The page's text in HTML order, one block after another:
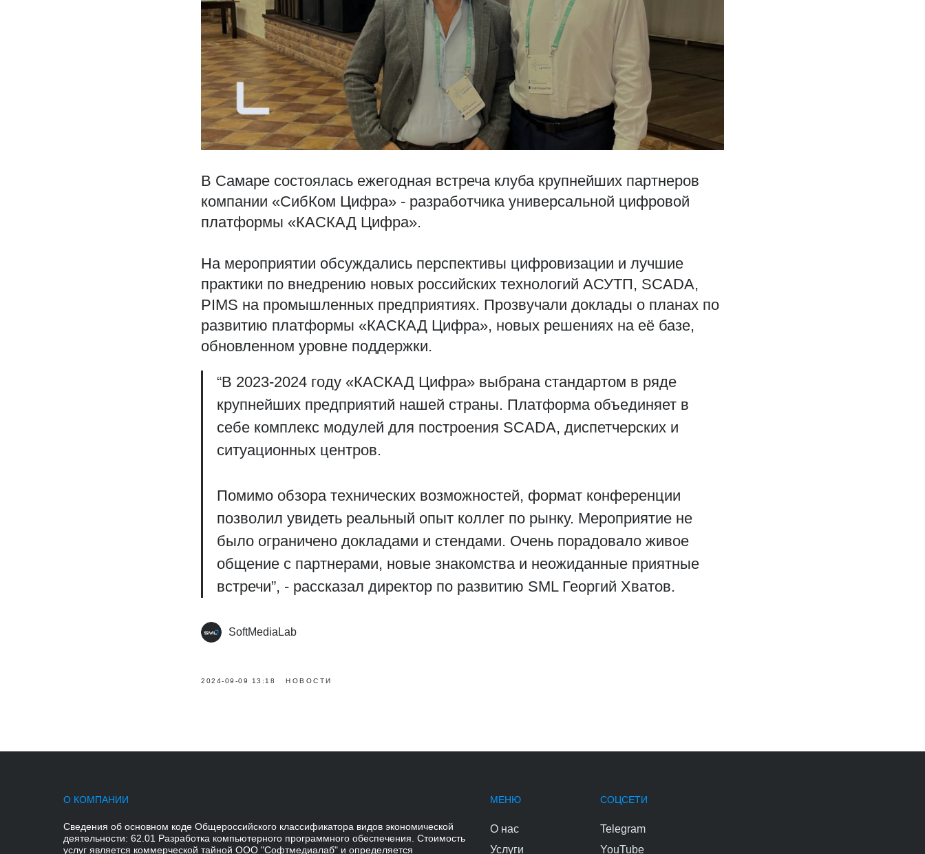
В Самаре состоялась ежегодная встреча клуба крупнейших партнеров
компании «СибКом Цифра» - разработчика универсальной цифровой
платформы «КАСКАД Цифра».
На мероприятии обсуждались перспективы цифровизации и лучшие
практики по внедрению новых российских технологий АСУТП, SCADA,
PIMS на промышленных предприятиях. Прозвучали доклады о планах по
развитию платформы «КАСКАД Цифра», новых решениях на её базе,
обновленном уровне поддержки.
“В 2023-2024 году «КАСКАД Цифра» выбрана стандартом в ряде
крупнейших предприятий нашей страны. Платформа объединяет в
себе комплекс модулей для построения SCADA, диспетчерских и
ситуационных центров.
Помимо обзора технических возможностей, формат конференции
позволил увидеть реальный опыт коллег по рынку. Мероприятие не
было ограничено докладами и стендами. Очень порадовало живое
общение с партнерами, новые знакомства и неожиданные приятные
встречи”, - рассказал директор по развитию SML Георгий Хватов.
SoftMediaLab
2024-09-09 13:18 НОВОСТИ
О КОМПАНИИ
Сведения об основном коде Общероссийского классификатора видов экономической
деятельности: 62.01 Разработка компьютерного программного обеспечения. Стоимость
услуг является коммерческой тайной ООО "Софтмедиалаб" и определяется
МЕНЮ
О нас
Услуги
СОЦСЕТИ
Telegram
YouTube